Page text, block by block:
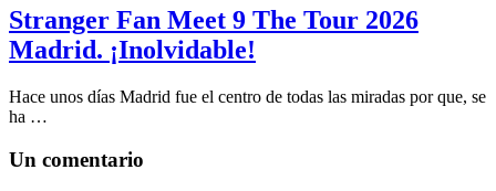
Stranger Fan Meet 9 The Tour 2026
Madrid. ¡Inolvidable!
Hace unos días Madrid fue el centro de todas las miradas por que, se
ha …
Un comentario